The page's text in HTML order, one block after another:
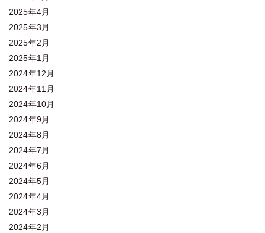
2025年4月
2025年3月
2025年2月
2025年1月
2024年12月
2024年11月
2024年10月
2024年9月
2024年8月
2024年7月
2024年6月
2024年5月
2024年4月
2024年3月
2024年2月